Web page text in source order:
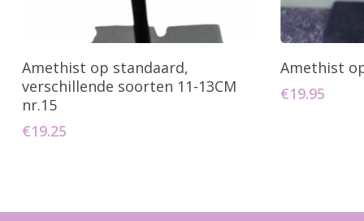
Toevoegen Aan Winkelwagen
Amethist op standaard,
verschillende soorten 11-13CM
nr.15
€19.25
Amethist
€19.95